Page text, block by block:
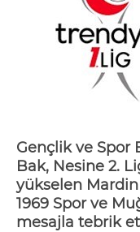
Gençlik ve Spor
Bak, Nesine 2.
yükselen Mardin
1969 Sporve
mesajla tebrik